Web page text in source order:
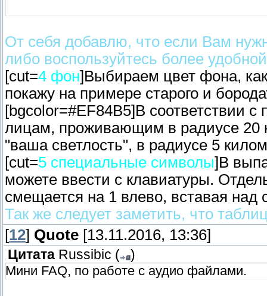
От себя добавлю, что если Вам
либо воспользуйтесь более
[cut=4 фон]Выбираем цвет фона,
покажу на примере старого и
[bgcolor=#EF84B5]В соответствии
лицам, проживающим в радиусе 20
"ваша светлость", в радиусе 5
[cut=5 специальные символы]В
можете ввести с клавиатуры.
смещается на 1 влево, вставая
Так же следует заметить, что
[12] Quote [13.11.2016, 13:36]
Цитата Russibic (
)
Мини FAQ, по работе с аудио файлами.